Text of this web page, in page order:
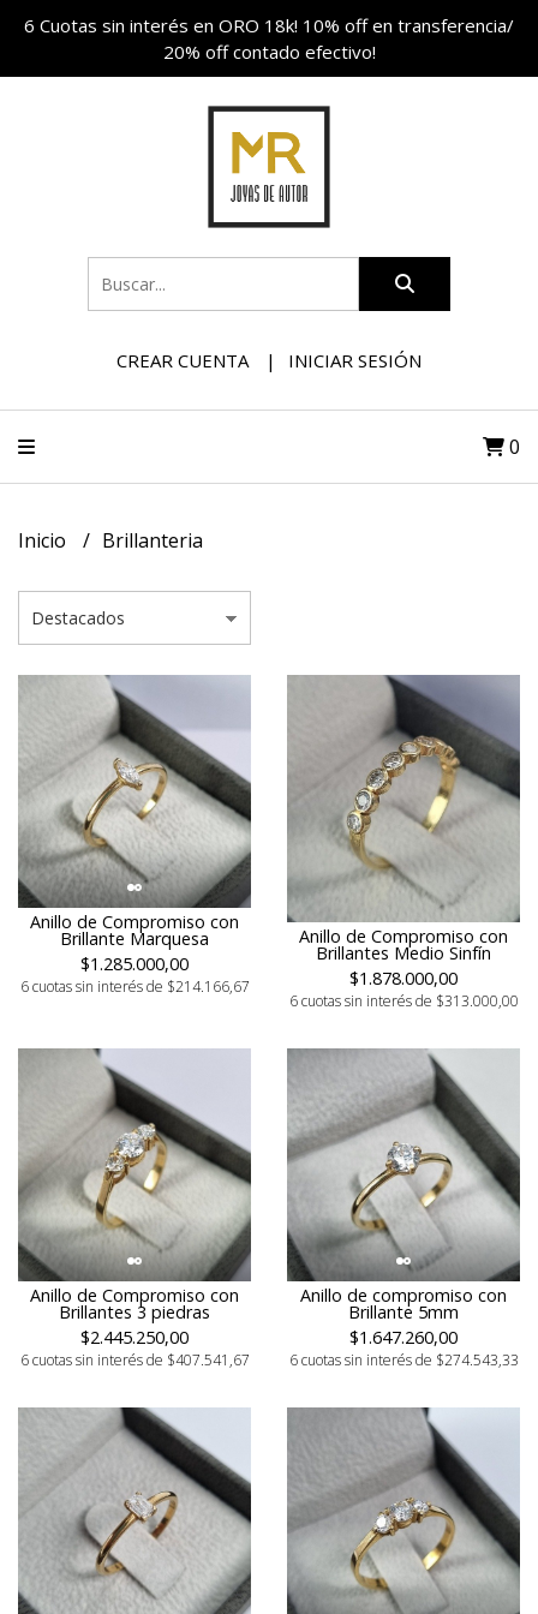
6 Cuotas sin interés en ORO 18k! 10% off en transferencia/
20% off contado efectivo!
CREAR CUENTA INICIAR SESIÓN
0
Inicio Brillanteria
Anillo de Compromiso con
Brillante Marquesa
$1.285.000,00
6 cuotas sin interés de $214.166,67
Anillo de Compromiso con
Brillantes Medio Sinfín
$1.878.000,00
6 cuotas sin interés de $313.000,00
Anillo de Compromiso con
Brillantes 3 piedras
$2.445.250,00
6 cuotas sin interés de $407.541,67
Anillo de compromiso con
Brillante 5mm
$1.647.260,00
6 cuotas sin interés de $274.543,33